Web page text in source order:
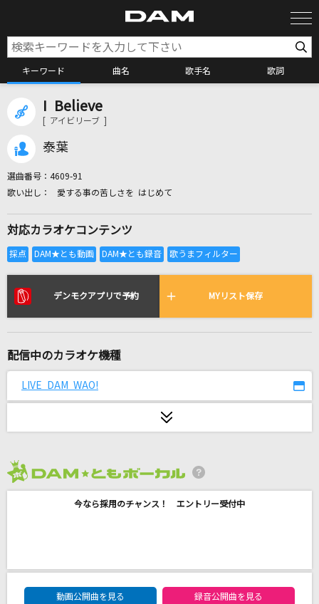
キーワード 曲名 歌手名 歌詞
全国りれき
リアルタイムで歌われている曲の一覧
君だけの旅路
[オリカラ]輝く月のように
残酷な天使のテーゼ
I Believe
[ アイビリーブ ]
泰葉
選曲番号： 4609-91
愛する事の苦しさを はじめて
対応カラオケコンテンツ
デンモクアプリで予約 MYリスト保存
配信中のカラオケ機種
LIVE DAM WAO!
今なら採用のチャンス！ エントリー受付中
DAM★ともボーカルエントリーランキング
動画公開曲を見る
録音公開曲を見る